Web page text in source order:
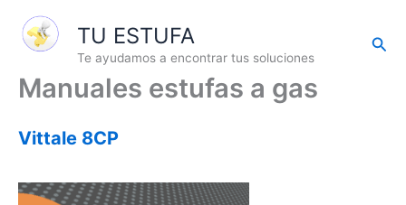
contenido
TU ESTUFA
Te ayudamos a encontrar tus soluciones
Manuales estufas a gas
Vittale 8CP